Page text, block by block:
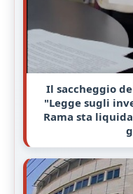
Il saccheggio
"Legge sugli
Rama sta